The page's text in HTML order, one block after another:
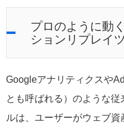
プロのように動
ションリプレイ
Googleアナリティクスや
とも呼ばれる）のような
ルは、ユーザーがウェブ